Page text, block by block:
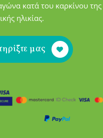
κατά του καρκίνου της
ηλικίας.
μας